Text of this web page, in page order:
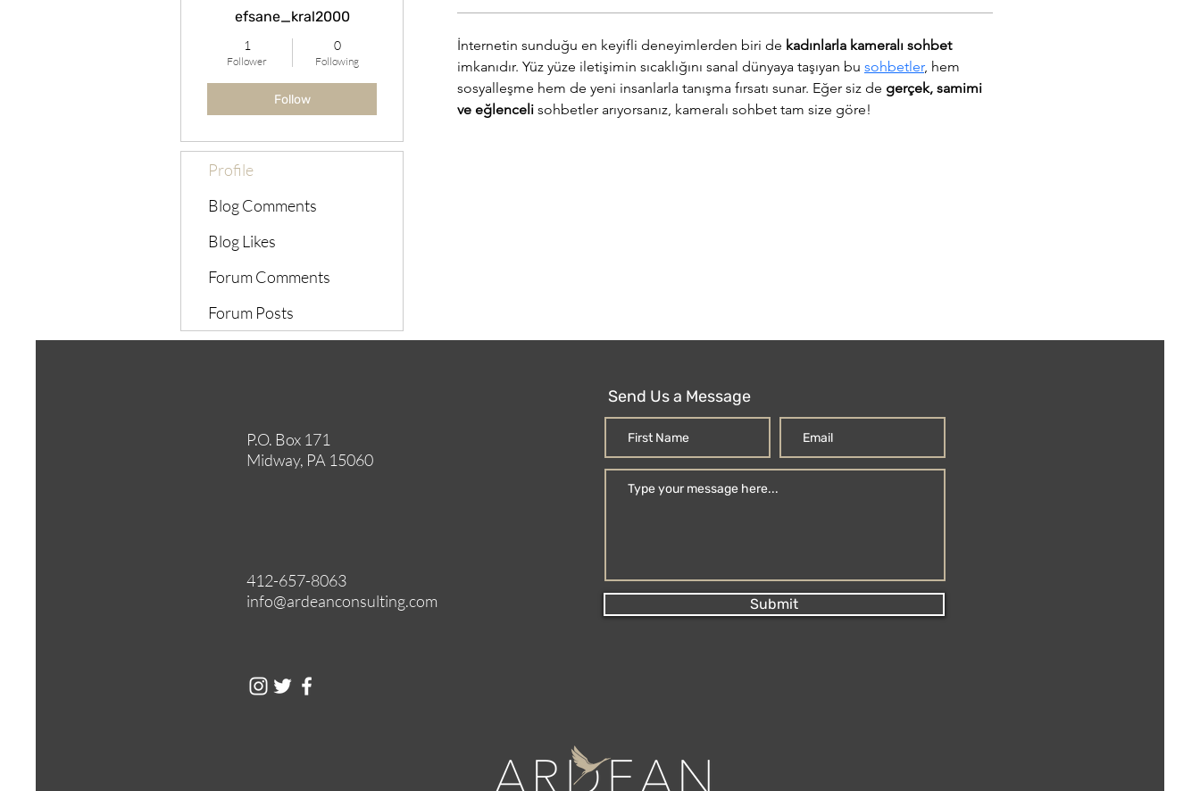
İnternetin sunduğu en keyifli deneyimlerden biri de kadınlarla kameralı sohbet
imkanıdır. Yüz yüze iletişimin sıcaklığını sanal dünyaya taşıyan bu sohbetler, hem
sosyalleşme hem de yeni insanlarla tanışma fırsatı sunar. Eğer siz de gerçek, samimi
ve eğlenceli sohbetler arıyorsanız, kameralı sohbet tam size göre!
efsane_kral2000
1
Follower
0
Following
Follow
Profile
Blog Comments
Blog Likes
Forum Comments
Forum Posts
P.O. Box 171
Midway, PA 15060
412-657-8063
info@ardeanconsulting.com
Send Us a Message
Submit